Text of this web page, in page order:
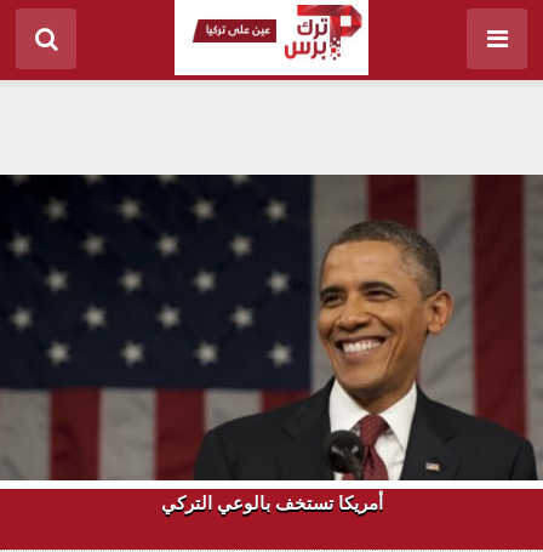
أمريكا تستخف بالوعي التركي